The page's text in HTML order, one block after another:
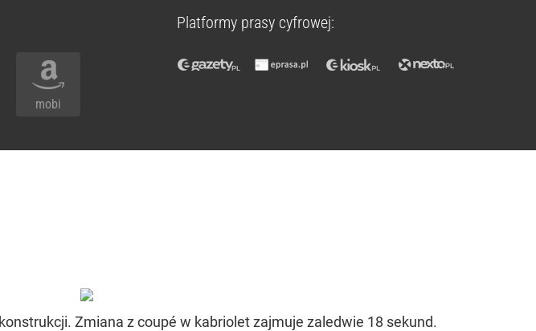
mobi
Platformy prasy cyfrowej:
Zmiana z coupé w kabriolet zajmuje zaledwie 18 sekund.